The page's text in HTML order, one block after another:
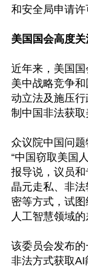
和安全局申请许
美国国会高度
近年来，美国
美中战略竞争
动立法及施压
制中国非法获取
众议院中国问
“中国窃取美国
报导说，议员
晶元走私、非
密等方式，试
人工智慧领域的
该委员会发布
非法方式获取